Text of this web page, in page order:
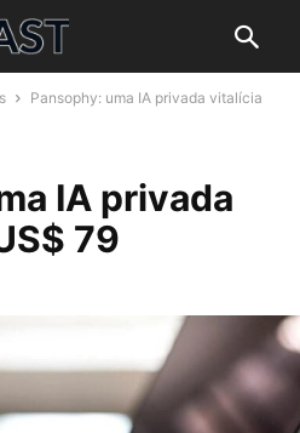
Pansophy: uma IA privada vitalícia
IA privada
79